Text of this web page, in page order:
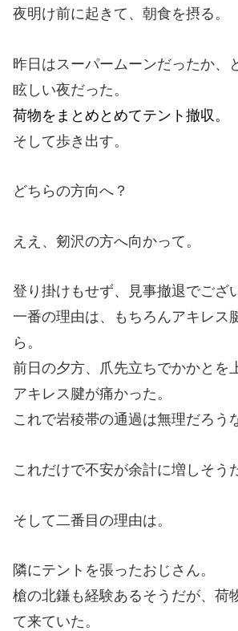
夜明け前に起きて、朝食を摂る。
昨日はスーパームーンだったか、
眩しい夜だった。
荷物をまとめとめてテント撤収。
そして歩き出す。
どちらの方向へ？
ええ、剱沢の方へ向かって。
登り掛けもせず、見事撤退でござ
一番の理由は、もちろんアキレス
ら。
前日の夕方、爪先立ちでかかとを
アキレス腱が痛かった。
これで岩稜帯の通過は無理だろう
これだけで不安が余計に増しそう
そして二番目の理由は。
隣にテントを張ったおじさん。
槍の北鎌も経験あるそうだが、荷
て来ていた。